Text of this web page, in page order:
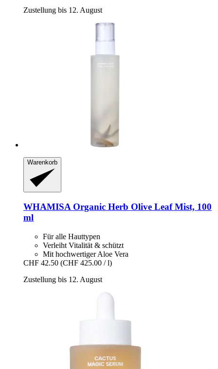
Zustellung bis 12. August
Warenkorb
WHAMISA Organic Herb Olive Leaf Mist, 100
ml
Für alle Hauttypen
Verleiht Vitalität & schützt
Mit hochwertiger Aloe Vera
CHF 42.50 (CHF 425.00 / l)
Zustellung bis 12. August